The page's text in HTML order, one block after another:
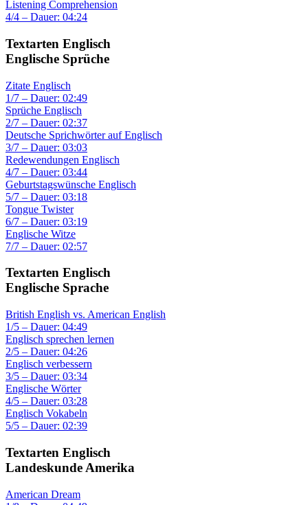
Listening Comprehension
4/4 – Dauer: 04:24
Textarten Englisch
Englische Sprüche
Zitate Englisch
1/7 – Dauer: 02:49
Sprüche Englisch
2/7 – Dauer: 02:37
Deutsche Sprichwörter auf Englisch
3/7 – Dauer: 03:03
Redewendungen Englisch
4/7 – Dauer: 03:44
Geburtstagswünsche Englisch
5/7 – Dauer: 03:18
Tongue Twister
6/7 – Dauer: 03:19
Englische Witze
7/7 – Dauer: 02:57
Textarten Englisch
Englische Sprache
British English vs. American English
1/5 – Dauer: 04:49
Englisch sprechen lernen
2/5 – Dauer: 04:26
Englisch verbessern
3/5 – Dauer: 03:34
Englische Wörter
4/5 – Dauer: 03:28
Englisch Vokabeln
5/5 – Dauer: 02:39
Textarten Englisch
Landeskunde Amerika
American Dream